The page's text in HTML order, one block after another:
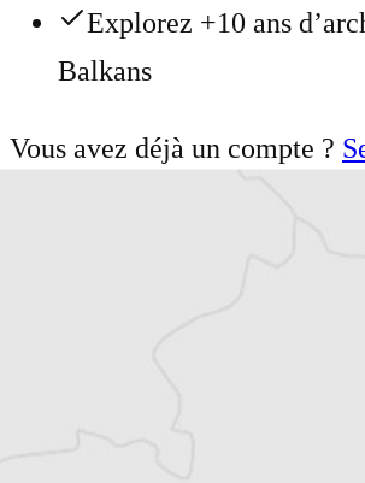
Explorez +10 ans
Balkans
Vous avez déjà un compte ?